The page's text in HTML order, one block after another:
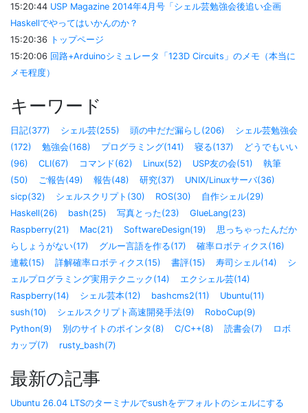
15:20:44 USP Magazine 2014年4月号「シェル芸勉強会後追い企画
Haskellでやってはいかんのか？
15:20:36 トップページ
15:20:06 回路+Arduinoシミュレータ「123D Circuits」のメモ（本当に
メモ程度）
キーワード
日記(377) シェル芸(255) 頭の中だだ漏らし(206)
シェル芸勉強会
(172)
勉強会(168) プログラミング(141) 寝る(137)
どうでもいい
(96)
CLI(67) コマンド(62) Linux(52) USP友の会(51)
執筆
(50)
ご報告(49) 報告(48) 研究(37)
UNIX/Linuxサーバ(36)
sicp(32)
シェルスクリプト(30) ROS(30)
自作シェル(29)
Haskell(26)
bash(25) 写真とった(23)
GlueLang(23)
Raspberry(21)
Mac(21) SoftwareDesign(19)
思っちゃったんだか
らしょうがない(17)
グルー言語を作る(17)
確率ロボティクス(16)
連載(15)
詳解確率ロボティクス(15) 書評(15) 寿司シェル(14)
シ
ェルプログラミング実用テクニック(14)
エクシェル芸(14)
Raspberry(14)
シェル芸本(12) bashcms2(11)
Ubuntu(11)
sush(10)
シェルスクリプト高速開発手法(9)
RoboCup(9)
Python(9)
別のサイトのポインタ(8) C/C++(8) 読書会(7)
ロボ
カップ(7)
rusty_bash(7)
最新の記事
Ubuntu 26.04 LTSのターミナルでsushをデフォルトのシェルにする